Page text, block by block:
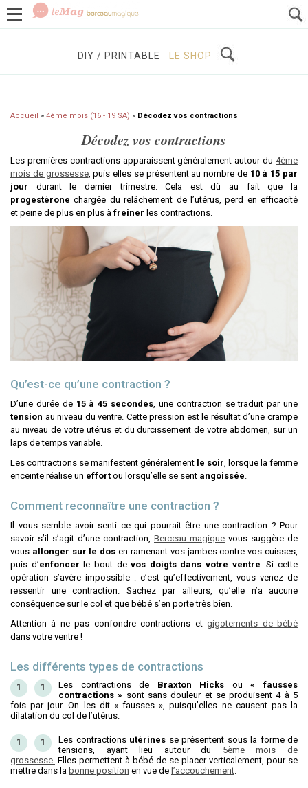
GROSSESSE BÉBÉS / ENFANTS
DIY / PRINTABLE LE SHOP
Accueil » 4ème mois (16 - 19 SA) » Décodez vos contractions
Décodez vos contractions
Les premières contractions apparaissent généralement autour du 4ème
mois de grossesse, puis elles se présentent au nombre de 10 à 15 par
jour durant le dernier trimestre. Cela est dû au fait que la
progestérone chargée du relâchement de l’utérus, perd en efficacité
et peine de plus en plus à freiner les contractions.
Qu’est-ce qu’une contraction ?
D’une durée de 15 à 45 secondes , une contraction se traduit par une
tension au niveau du ventre. Cette pression est le résultat d’une crampe
au niveau de votre utérus et du durcissement de votre abdomen, sur un
laps de temps variable.
Les contractions se manifestent généralement le soir , lorsque la femme
enceinte réalise un effort ou lorsqu’elle se sent angoissée
Comment reconnaître une contraction ?
Il vous semble avoir senti ce qui pourrait être une contraction ? Pour
savoir s’il s’agit d’une contraction, Berceau magique vous suggère de
vous allonger sur le dos en ramenant vos jambes contre vos cuisses,
puis d’enfoncer le bout devos doigts dans votre ventre . Si cette
opération s’avère impossible : c’est qu’effectivement, vous venez de
ressentir une contraction. Sachez par ailleurs, qu’elle n’a aucune
conséquence sur le col et que bébé s’en porte très bien.
Attention à ne pas confondre contractions etgigotements de bébé
dans votre ventre !
Les différents types de contractions
Les contractions de Braxton Hicks ou« fausses
contractions » sont sans douleur et se produisent 4 à 5
fois par jour. On les dit « fausses », puisqu’elles ne causent pas la
dilatation du col de l’utérus.
Les contractions utérines se présentent sous la forme de
tensions, ayant lieu autour du 5ème mois de
grossesse. Elles permettent à bébé de se placer verticalement, pour se
mettre dans la bonne position en vue de l’accouchement